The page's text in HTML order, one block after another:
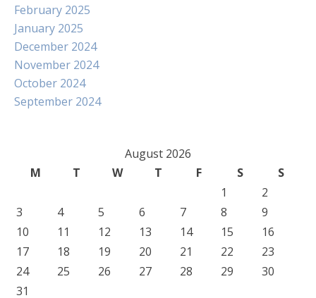
February 2025
January 2025
December 2024
November 2024
October 2024
September 2024
August 2026
M
T W T F S
S
1
2
3
4 5 6 7 8
9
10
11 12 13 14 15
16
17
18 19 20 21 22
23
24
25 26 27 28 29
30
31